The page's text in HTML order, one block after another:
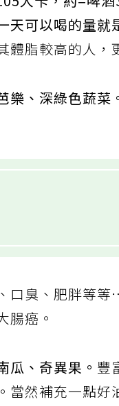
大卡，約=啤
天可以喝的量就
脂較高的人，
樂、深綠色蔬菜。
口臭、肥胖等
癌。
瓜、奇異果。豐